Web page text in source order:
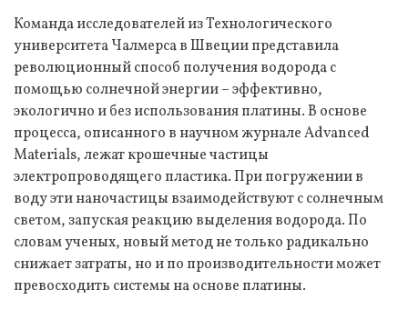
Команда исследователей из Технологического
университета Чалмерса в Швеции представила
революционный способ получения водорода с
помощью солнечной энергии – эффективно,
экологично и без использования платины. В основе
процесса, описанного в научном журнале Advanced
Materials, лежат крошечные частицы
электропроводящего пластика. При погружении в
воду эти наночастицы взаимодействуют с солнечным
светом, запуская реакцию выделения водорода. По
словам ученых, новый метод не только радикально
снижает затраты, но и по производительности может
превосходить системы на основе платины.